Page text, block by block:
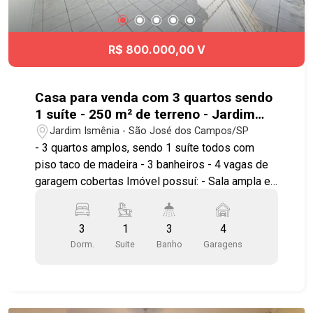
circuitos independentes para chuveiros, área
interna 220v área externa 110v/220v. Localizado
em uma região privilegiada, o bairro Parque
Industrial oferece fácil acesso a diversas
público, além de estar próximo a importantes
vias da cidade. Não perca a oportunidade de
morar em um imóvel completo e bem localizado.
Entre em contato conosco e agende uma visita!
#imobiliaria #geraçãoimóveis #casavenda
#casavendaSJC #ParqueIndustrial #aceitapet
R$ 800.000,00 V
Casa para venda com 3 quartos sendo
1 suíte - 250 m² de terreno - Jardim
Ismênia - SJC
Jardim Ismênia - São José dos Campos/SP
- 3 quartos amplos, sendo 1 suíte todos com
piso taco de madeira - 3 banheiros - 4 vagas de
garagem cobertas Imóvel possuí: - Sala ampla e
armários e fogão cooktop 5 (cinco bocas),
embutidos, integrada com a sala - Área de
Serviço coberta com piso frio - Frente toda
3
Dorm.
1
Suite
3
Banho
4
Garagens